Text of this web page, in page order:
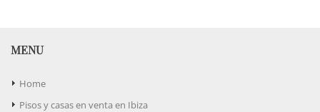
MENU
Home
Pisos y casas en venta en Ibiza